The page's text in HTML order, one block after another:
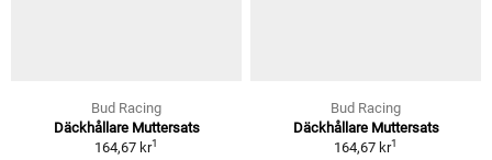
Bud Racing
Däckhållare Muttersats
164,67 kr1
Bud Racing
Däckhållare Muttersats
164,67 kr1